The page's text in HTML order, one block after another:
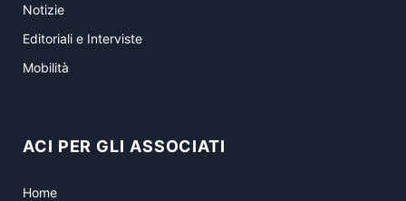
Notizie
Editoriali e Interviste
Mobilità
ACI PER GLI ASSOCIATI
Home